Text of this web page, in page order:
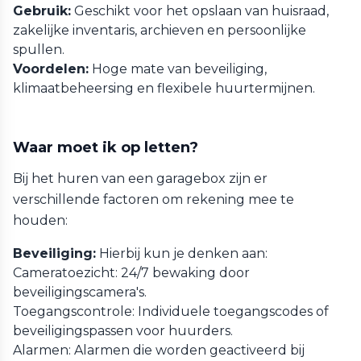
Gebruik: Geschikt voor het opslaan van huisraad,
zakelijke inventaris, archieven en persoonlijke
spullen.
Voordelen: Hoge mate van beveiliging,
klimaatbeheersing en flexibele huurtermijnen.
Waar moet ik op letten?
Bij het huren van een garagebox zijn er
verschillende factoren om rekening mee te
houden:
Beveiliging: Hierbij kun je denken aan:
Cameratoezicht: 24/7 bewaking door
beveiligingscamera's.
Toegangscontrole: Individuele toegangscodes of
beveiligingspassen voor huurders.
Alarmen: Alarmen die worden geactiveerd bij